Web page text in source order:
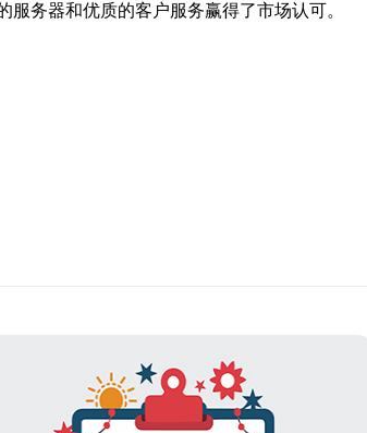
务器和优质的客户服务赢得了市场认可。